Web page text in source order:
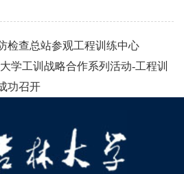
检查总站参观工程训练中心
学工训战略合作系列活动-工程训
功召开